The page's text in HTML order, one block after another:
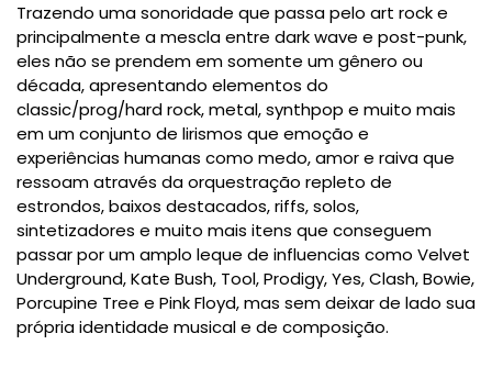
Trazendo uma sonoridade que passa pelo art rock e
principalmente a mescla entre dark wave e post-punk,
eles não se prendem em somente um gênero ou
década, apresentando elementos do
classic/prog/hard rock, metal, synthpop e muito mais
em um conjunto de lirismos que emoção e
experiências humanas como medo, amor e raiva que
ressoam através da orquestração repleto de
estrondos, baixos destacados, riffs, solos,
sintetizadores e muito mais itens que conseguem
passar por um amplo leque de influencias como Velvet
Underground, Kate Bush, Tool, Prodigy, Yes, Clash, Bowie,
Porcupine Tree e Pink Floyd, mas sem deixar de lado sua
própria identidade musical e de composição.